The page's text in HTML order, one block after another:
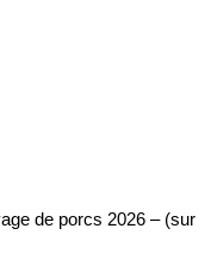
de porcs 2026 – (sur